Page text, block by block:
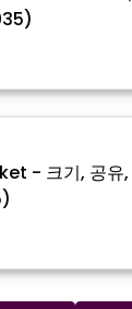
- 크기, 공유,